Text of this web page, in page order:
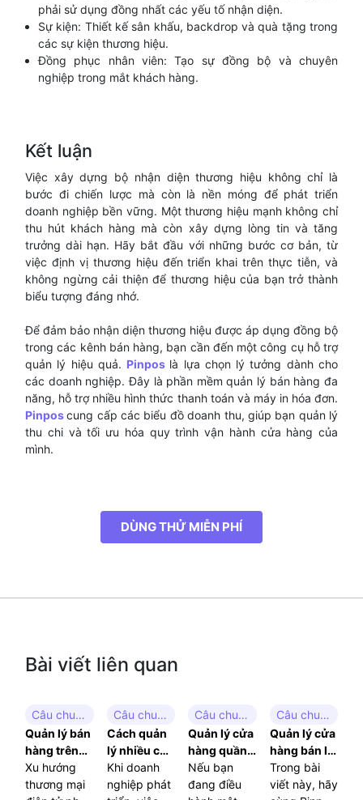
phải sử dụng đồng nhất các yếu tố nhận diện.
Sự kiện: Thiết kế sân khấu, backdrop và quà tặng trong
các sự kiện thương hiệu.
Đồng phục nhân viên: Tạo sự đồng bộ và chuyên
nghiệp trong mắt khách hàng.
Kết luận
Việc xây dựng bộ nhận diện thương hiệu không chỉ là
bước đi chiến lược mà còn là nền móng để phát triển
doanh nghiệp bền vững. Một thương hiệu mạnh không chỉ
thu hút khách hàng mà còn xây dựng lòng tin và tăng
trưởng dài hạn. Hãy bắt đầu với những bước cơ bản, từ
việc định vị thương hiệu đến triển khai trên thực tiễn, và
không ngừng cải thiện để thương hiệu của bạn trở thành
biểu tượng đáng nhớ.
Để đảm bảo nhận diện thương hiệu được áp dụng đồng bộ
trong các kênh bán hàng, bạn cần đến một công cụ hỗ trợ
quản lý hiệu quả. Pinpos là lựa chọn lý tưởng dành cho
các doanh nghiệp. Đây là phần mềm quản lý bán hàng đa
năng, hỗ trợ nhiều hình thức thanh toán và máy in hóa đơn.
Pinposcung cấp các biểu đồ doanh thu, giúp bạn quản lý
thu chi và tối ưu hóa quy trình vận hành cửa hàng của
mình.
DÙNG THỬ MIỄN PHÍ
Bài viết liên quan
Câu chuyện thành công
Quản lý bán
hàng trên
website:
Giải pháp
Xu hướng
thương mại
Câu chuyện thành công
Cách quản
lý nhiều cửa
hàng hiệu
quả: Chiến
Khi doanh
nghiệp phát
Câu chuyện thành công
Quản lý cửa
hàng quần
áo: Bí quyết
tối ưu hóa
Nếu bạn
đang điều
Câu chuyện thành công
Quản lý cửa
hàng bán lẻ:
Tối ưu hóa
kinh doanh
Trong bài
viết này, hãy